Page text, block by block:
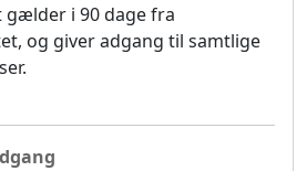
i 90 dage fra
og giver adgang til samtlige